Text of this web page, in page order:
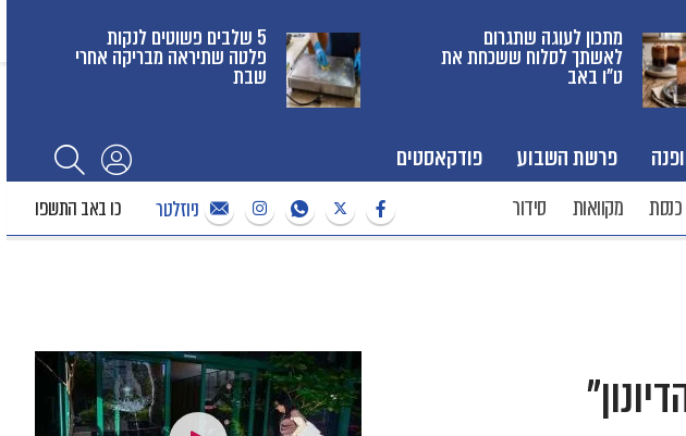
פרשת השבוע פודקאסטים
מקוואות סידור ניוזלטר כו באב התשפו
מתכון לעוגה שתגרום
לאשתך לסלוח ששכחת את
ט"ו באב
5 שלבים פשוטים לנקות
פלטה שתיראה מבריקה אחרי
שבת